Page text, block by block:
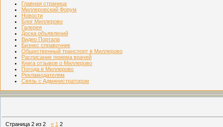
Главная страница
Миллеровский Форум
Новости
Блог Миллерово
Галерея
Доска объявлений
Видео Портала
Бизнес справочник
Общественный транспорт в Миллерово
Расписание приема врачей
Книга отзывов о Миллерово
Погода в Миллерово
Рекламодателям
Связь с Администратором
Страница 2 из 2 « 1 2